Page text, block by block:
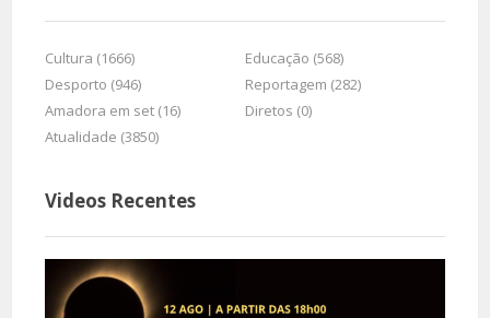
Cultura (1666)
Educação (568)
Desporto (946)
Reportagem (282)
Amadora em set (16)
Diretos (0)
Atualidade (3850)
Videos Recentes